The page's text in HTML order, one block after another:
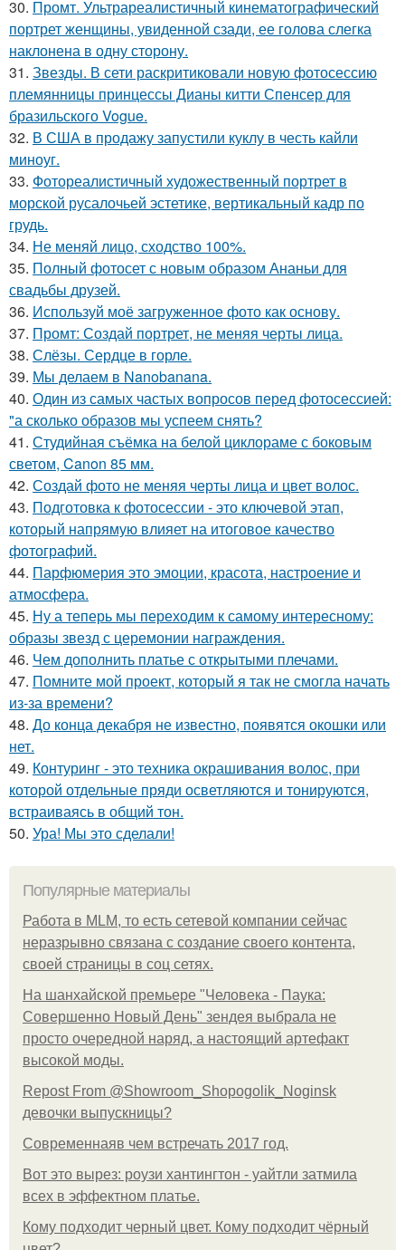
30. Промт. Ультрареалистичный кинематографический
портрет женщины, увиденной сзади, ее голова слегка
наклонена в одну сторону.
31. Звезды. В сети раскритиковали новую фотосессию
племянницы принцессы Дианы китти Спенсер для
бразильского Vogue.
32. В США в продажу запустили куклу в честь кайли
миноуг.
33. Фотореалистичный художественный портрет в
морской русалочьей эстетике, вертикальный кадр по
грудь.
34. Не меняй лицо, сходство 100%.
35. Полный фотосет с новым образом Ананьи для
свадьбы друзей.
36. Используй моё загруженное фото как основу.
37. Промт: Создай портрет, не меняя черты лица.
38. Слёзы. Сердце в горле.
39. Мы делаем в Nanobanana.
40. Один из самых частых вопросов перед фотосессией:
"а сколько образов мы успеем снять?
41. Студийная съёмка на белой циклораме с боковым
светом, Canon 85 мм.
42. Создай фото не меняя черты лица и цвет волос.
43. Подготовка к фотосессии - это ключевой этап,
который напрямую влияет на итоговое качество
фотографий.
44. Парфюмерия это эмоции, красота, настроение и
атмосфера.
45. Ну а теперь мы переходим к самому интересному:
образы звезд с церемонии награждения.
46. Чем дополнить платье с открытыми плечами.
47. Помните мой проект, который я так не смогла начать
из-за времени?
48. До конца декабря не известно, появятся окошки или
нет.
49. Контуринг - это техника окрашивания волос, при
которой отдельные пряди осветляются и тонируются,
встраиваясь в общий тон.
50. Ура! Мы это сделали!
Популярные материалы
Работа в MLM, то есть сетевой компании сейчас
неразрывно связана с создание своего контента,
своей страницы в соц сетях.
На шанхайской премьере "Человека - Паука:
Совершенно Новый День" зендея выбрала не
просто очередной наряд, а настоящий артефакт
высокой моды.
Repost From @Showroom_Shopogolik_Noginsk
девочки выпускницы?
Современнаяв чем встречать 2017 год.
Вот это вырез: роузи хантингтон - уайтли затмила
всех в эффектном платьe.
Кому подходит черный цвет. Кому подходит чёрный